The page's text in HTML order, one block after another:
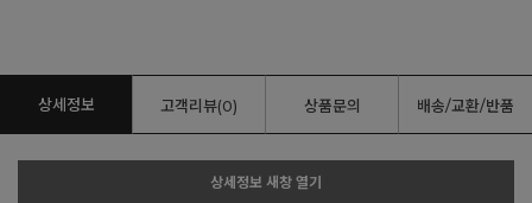
상세정보 고객리뷰(0) 상품문의 배송/교환/반품
상세정보 새창 열기